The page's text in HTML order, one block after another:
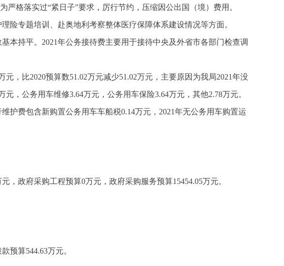
严格落实过“紧日子”要求，厉行节约，压缩因公出国（境）费用。
险专题培训、赴奥地利考察整体医疗保障体系建设情况等方面。
本持平。2021年公务接待费主要用于接待中央及外省市各部门检查调
，比2020预算数51.02万元减少51.02万元，主要原因为我局2021年没
，公务用车维修3.64万元，公务用车保险3.64万元，其他2.78万元。
护费包含新购置公务用车车船税0.14万元，2021年无公务用车购置运
，政府采购工程预算0万元，政府采购服务预算15454.05万元。
预算544.63万元。